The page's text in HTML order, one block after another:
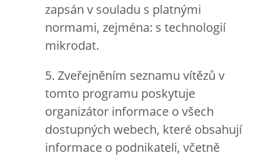
zapsán v souladu s platnými
normami, zejména: s technologií
mikrodat.
5. Zveřejněním seznamu vítězů v
tomto programu poskytuje
organizátor informace o všech
dostupných webech, které obsahují
informace o podnikateli, včetně